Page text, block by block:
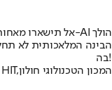
אל תישארו מאחור – בואו לגלות לאן ה-AI הולך
הבינה המלאכותית לא
בה!
בשיתוף HIT,המכון הטכנולוגי חולון